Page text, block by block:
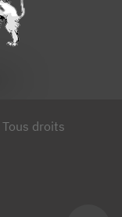
droits